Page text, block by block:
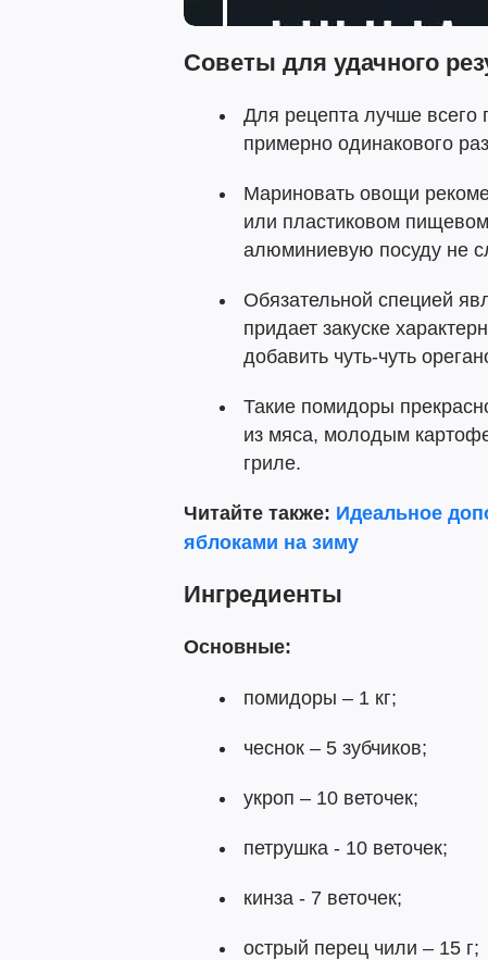
Советы для удачного
Для рецепта лучше всего
примерно одинакового
Мариновать овощи
или пластиковом
алюминиевую посуду не
Обязательной специей
придает закуске
добавить чуть-чуть
Такие помидоры
из мяса, молодым
гриле.
Читайте также: Идеальное
яблоками на зиму
Ингредиенты
Основные:
помидоры – 1 кг;
чеснок – 5 зубчиков;
укроп – 10 веточек;
петрушка - 10 веточек;
кинза - 7 веточек;
острый перец чили – 15 г;